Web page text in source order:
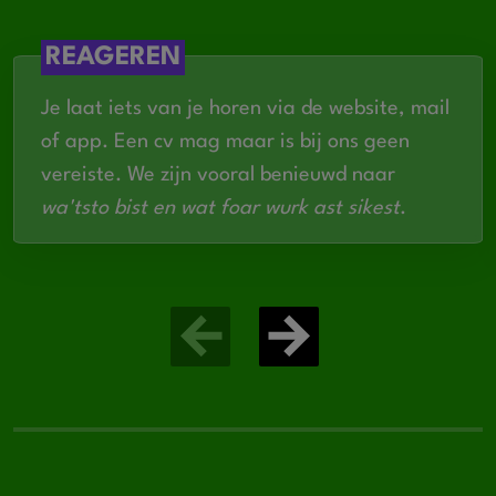
REAGEREN
Je laat iets van je horen via de website, mail
of app. Een cv mag maar is bij ons geen
vereiste. We zijn vooral benieuwd naar
wa'tsto bist en wat foar wurk ast sikest.